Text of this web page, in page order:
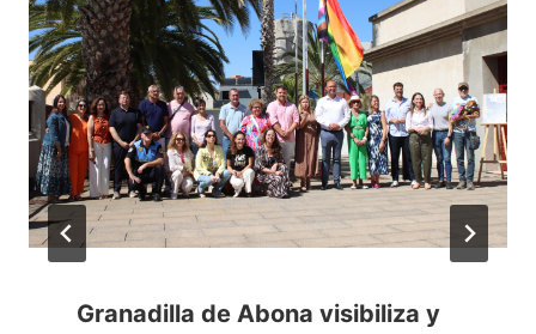
Granadilla de Abona visibiliza y